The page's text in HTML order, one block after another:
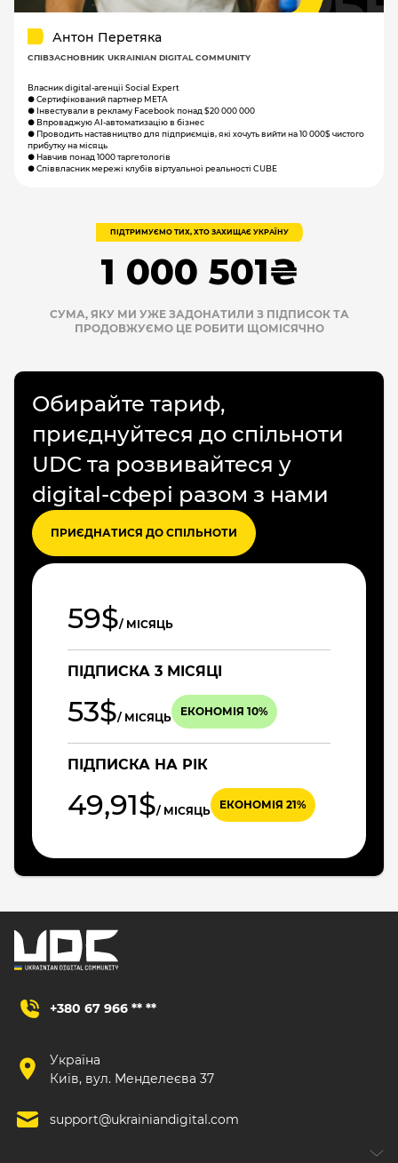
Антон Перетяка
СПІВЗАСНОВНИК UKRAINIAN DIGITAL COMMUNITY
Власник digital-агенції Social Expert
● Сертифікований партнер META
● Інвестували в рекламу Facebook понад $20 000 000
● Впроваджую AI-автоматизацію в бізнес
● Проводить наставництво для підприємців, які хочуть вийти на 10 000$ чистого
прибутку на місяць
● Навчив понад 1000 таргетологів
● Співвласник мережі клубів віртуальної реальності CUBE
ПІДТРИМУЄМО ТИХ, ХТО ЗАХИЩАЄ УКРАЇНУ
1 000 501₴
СУМА, ЯКУ МИ УЖЕ ЗАДОНАТИЛИ З ПІДПИСОК ТА
ПРОДОВЖУЄМО ЦЕ РОБИТИ ЩОМІСЯЧНО
Обирайте тариф,
приєднуйтеся до спільноти
UDC та розвивайтеся у
digital-сфері разом з нами
ПРИЄДНАТИСЯ ДО СПІЛЬНОТИ
59$/ МІСЯЦЬ
ПІДПИСКА 3 МІСЯЦІ
53$/ МІСЯЦЬ ЕКОНОМІЯ 10%
ПІДПИСКА НА РІК
49,91$/ МІСЯЦЬ ЕКОНОМІЯ 21%
+380 67 966 ** **
Україна
Київ, вул. Менделеєва 37
support@ukrainiandigital.com